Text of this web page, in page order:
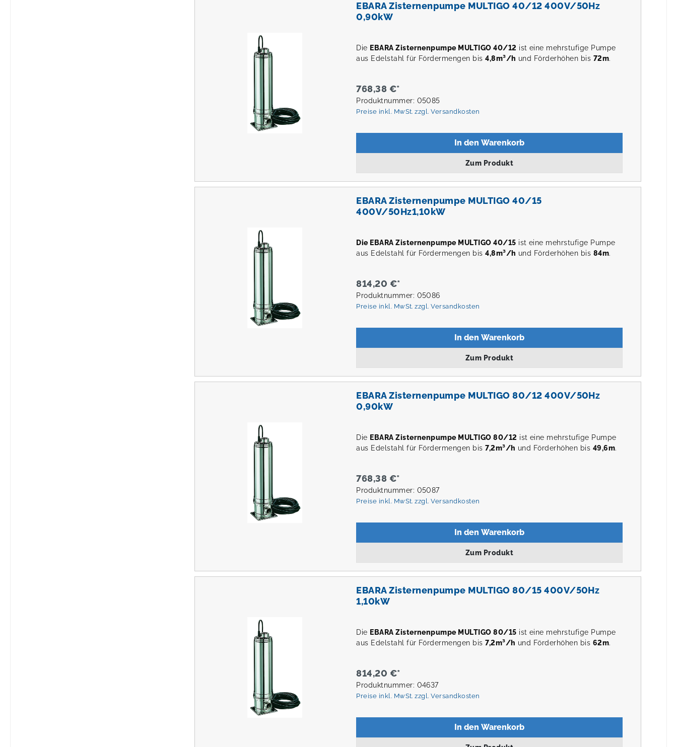
EBARA Zisternenpumpe MULTIGO 40/12 400V/50Hz
0,90kW
Die EBARA Zisternenpumpe MULTIGO 40/12 ist eine mehrstufige Pumpe
aus Edelstahl für Fördermengen bis4,8m³/h und Förderhöhen bis 72m.
768,38 €*
Produktnummer: 05085
Preise inkl. MwSt. zzgl. Versandkosten
In den Warenkorb
Zum Produkt
EBARA Zisternenpumpe MULTIGO 40/15
400V/50Hz1,10kW
Die EBARA Zisternenpumpe MULTIGO 40/15 ist eine mehrstufige Pumpe
aus Edelstahl für Fördermengen bis4,8m³/h und Förderhöhen bis 84m.
814,20 €*
Produktnummer: 05086
Preise inkl. MwSt. zzgl. Versandkosten
In den Warenkorb
Zum Produkt
EBARA Zisternenpumpe MULTIGO 80/12 400V/50Hz
0,90kW
Die EBARA Zisternenpumpe MULTIGO 80/12 ist eine mehrstufige Pumpe
aus Edelstahl für Fördermengen bis7,2m³/h und Förderhöhen bis 49,6m.
768,38 €*
Produktnummer: 05087
Preise inkl. MwSt. zzgl. Versandkosten
In den Warenkorb
Zum Produkt
EBARA Zisternenpumpe MULTIGO 80/15 400V/50Hz
1,10kW
Die EBARA Zisternenpumpe MULTIGO 80/15 ist eine mehrstufige Pumpe
aus Edelstahl für Fördermengen bis7,2m³/h und Förderhöhen bis 62m.
814,20 €*
Produktnummer: 04637
Preise inkl. MwSt. zzgl. Versandkosten
In den Warenkorb